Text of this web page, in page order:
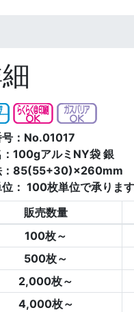
号：No.01017
100gアルミNY袋 銀
85(55+30)×260mm
： 100枚単位で承ります
販売数量
100枚～
500枚～
2,000枚～
4,000枚～